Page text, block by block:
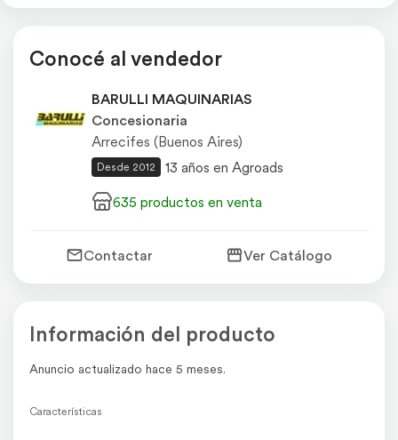
Conocé al vendedor
BARULLI MAQUINARIAS
Concesionaria
Arrecifes (Buenos Aires)
Desde 2012
13 años en Agroads
635 productos en venta
Contactar Ver Catálogo
Información del producto
Anuncio actualizado hace 5 meses.
Características